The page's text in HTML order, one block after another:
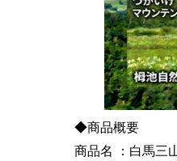
◆商品概要
商品名 ：白馬三